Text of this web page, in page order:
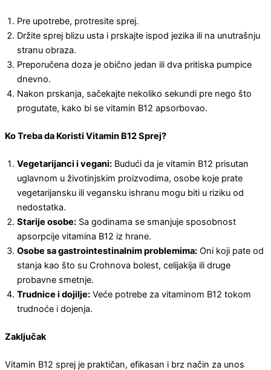
Pre upotrebe, protresite sprej.
Držite sprej blizu usta i prskajte ispod jezika ili na unutrašnju
stranu obraza.
Preporučena doza je obično jedan ili dva pritiska pumpice
dnevno.
Nakon prskanja, sačekajte nekoliko sekundi pre nego što
progutate, kako bi se vitamin B12 apsorbovao.
Ko Treba da Koristi Vitamin B12 Sprej?
Vegetarijanci i vegani: Budući da je vitamin B12 prisutan
uglavnom u životinjskim proizvodima, osobe koje prate
vegetarijansku ili vegansku ishranu mogu biti u riziku od
nedostatka.
Starije osobe: Sa godinama se smanjuje sposobnost
apsorpcije vitamina B12 iz hrane.
Osobe sa gastrointestinalnim problemima: Oni koji pate od
stanja kao što su Crohnova bolest, celijakija ili druge
probavne smetnje.
Trudnice i dojilje: Veće potrebe za vitaminom B12 tokom
trudnoće i dojenja.
Zaključak
Vitamin B12 sprej je praktičan, efikasan i brz način za unos